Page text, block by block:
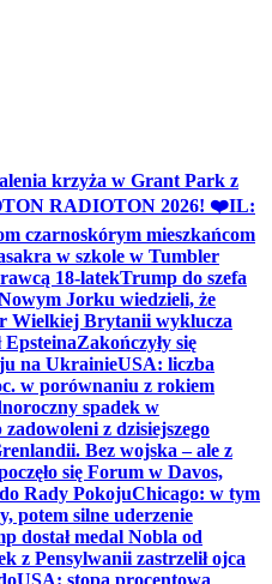
krzyża w Grant Park z
RADIOTON 2026! ❤️IL:
czarnoskórym mieszkańcom
w szkole w Tumbler
18-latekTrump do szefa
Jorku wiedzieli, że
Wielkiej Brytanii wyklucza
Zakończyły się
na UkrainieUSA: liczba
w porównaniu z rokiem
spadek w
z dzisiejszego
Bez wojska – ale z
się Forum w Davos,
Rady PokojuChicago: w tym
potem silne uderzenie
dostał medal Nobla od
z Pensylwanii zastrzelił ojca
USA: stopa procentowa